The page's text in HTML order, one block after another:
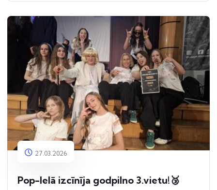
27.03.2026
Pop-Ielā izcīnīja godpilno 3.vietu!🥉